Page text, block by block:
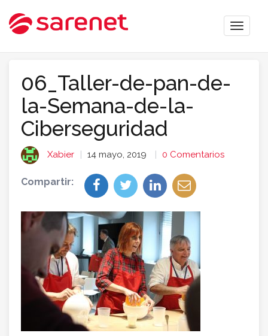
Toggle
06_Taller-de-pan-de-
la-Semana-de-la-
Ciberseguridad
Xabier 14 mayo, 2019 0 Comentarios
Compartir: